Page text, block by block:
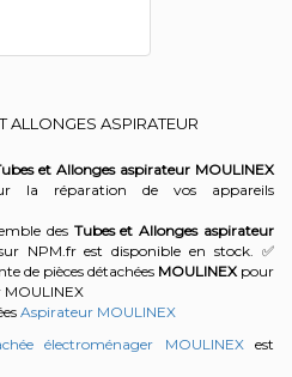
ALLONGES ASPIRATEUR
et Allonges aspirateur MOULINEX
la réparation de vos appareils
des Tubes et Allonges aspirateur
NPM.fr est disponible en stock. ✅
de pièces détachées MOULINEXpour
Aspirateur MOULINEX
électroménager MOULINEXest